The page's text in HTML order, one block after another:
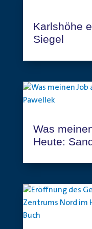
Karlshöhe
Siegel
Was
Heute: